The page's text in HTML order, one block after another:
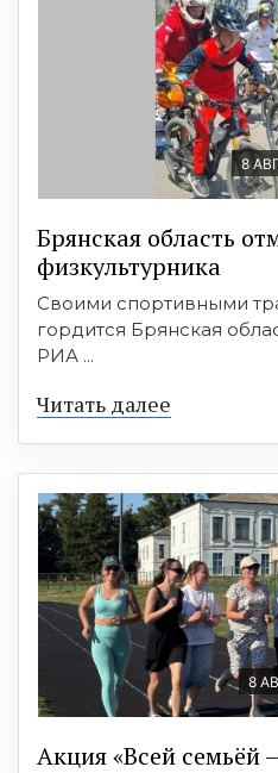
8
Брянская область
физкультурника
Своими спортивными
гордится Брянская
РИА ...
Читать далее
8
Акция «Всей семьёй